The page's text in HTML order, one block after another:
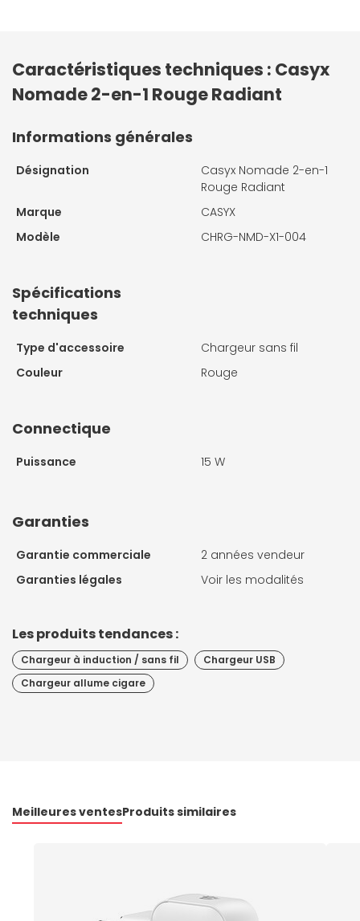
Caractéristiques techniques : Casyx
Nomade 2-en-1 Rouge Radiant
Informations générales
Désignation
Casyx Nomade 2-en-1
Rouge Radiant
Marque
CASYX
Modèle
CHRG-NMD-X1-004
Spécifications
techniques
Type d'accessoire
Chargeur sans fil
Couleur
Rouge
Connectique
Puissance 15 W
Garanties
Garantie commerciale
2 années vendeur
Garanties légales
Voir les modalités
Les produits tendances :
Chargeur à induction / sans fil
Chargeur USB
Chargeur allume cigare
Meilleures ventesProduits similaires